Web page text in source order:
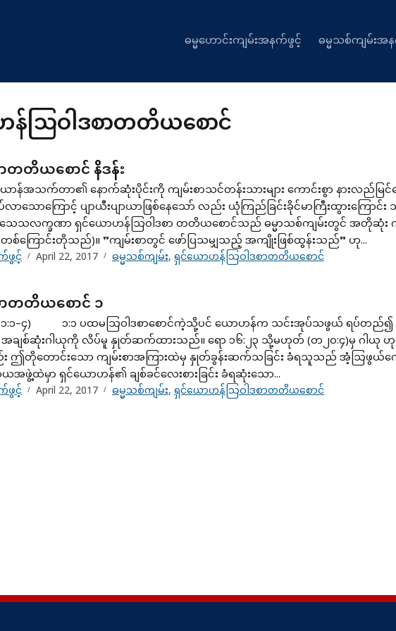
ဓမ္မဟောင်းကျမ်းအနက်ဖွင့် ဓမ္မသစ်ကျမ်းအ
သြဝါဒစာတတိယစောင်
တိယစောင် နိဒန်း
ယာန်အသက်တာ၏ နောက်ဆုံးပိုင်းကို ကျမ်းစာသင်တန်းသားများ ကောင်းစွာ နားလည်
သောကြောင့် ပျာယီးပျာယာဖြစ်နေသော် လည်း ယုံကြည်ခြင်းခိုင်မာကြီးထွားကြောင်
ဝိသေသလက္ခဏာ ရှင်ယောဟန်ဩဝါဒစာ တတိယစောင်သည် ဓမ္မာသစ်ကျမ်းတွင် အတိုဆုံး
စ်ကြောင်းတိုသည်)။ ”ကျမ်းစာတွင် ဖော်ပြသမျှသည့် အကျိုးဖြစ်ထွန်းသည်” ဟု...
ဖွင့် April 22, 2017 ဓမ္မသစ်ကျမ်း,ရှင်ယောဟန်သြဝါဒစာတတိယစောင်
တတိယစောင် ၁
(၁:၁–၄) ၁:၁ ပထမဩဝါဒစာစောင်ကဲ့သို့ပင် ယောဟန်က သင်းအုပ်သဖွယ် ရပ်တည်၍
ာ အချစ်ဆုံးဂါယုကို လိပ်မူ နှုတ်ဆက်ထားသည်။ ရော ၁၆:၂၃ သို့မဟုတ် (တ၂ဝ:၄)မှ ဂါ
ဤတိုတောင်းသော ကျမ်းစာအကြားထဲမှ နှုတ်ခွန်းဆက်သခြင်း ခံရသူသည် အံ့ဩဖွယ်က
ထဲမှာ ရှင်ယောဟန်၏ ချစ်ခင်လေးစားခြင်း ခံရဆုံးသော...
ဖွင့် April 22, 2017 ဓမ္မသစ်ကျမ်း,ရှင်ယောဟန်သြဝါဒစာတတိယစောင်